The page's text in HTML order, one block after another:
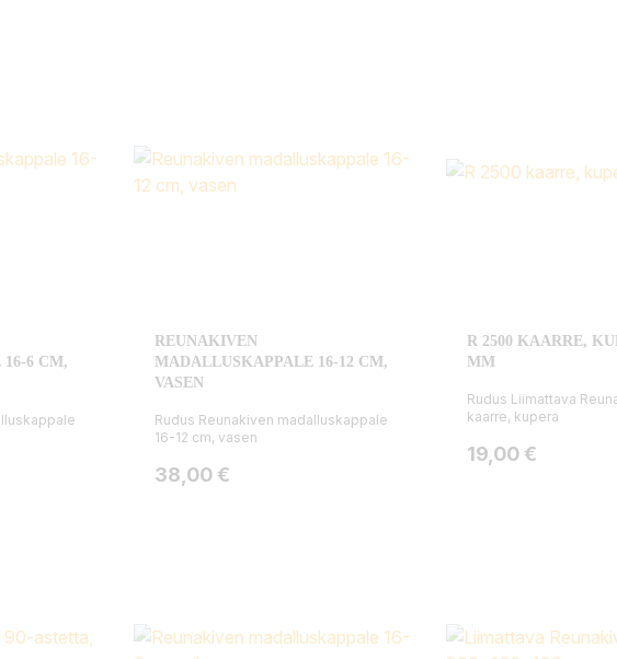
6 CM,
REUNAKIVEN
MADALLUSKAPPALE 16-12 CM,
VASEN
Rudus Reunakiven madalluskappale
16-12 cm, vasen
Hinta
38,00 €
R 2500 KAARRE,
MM
Rudus Liimattava
kaarre, kupera
Hinta
19,00 €